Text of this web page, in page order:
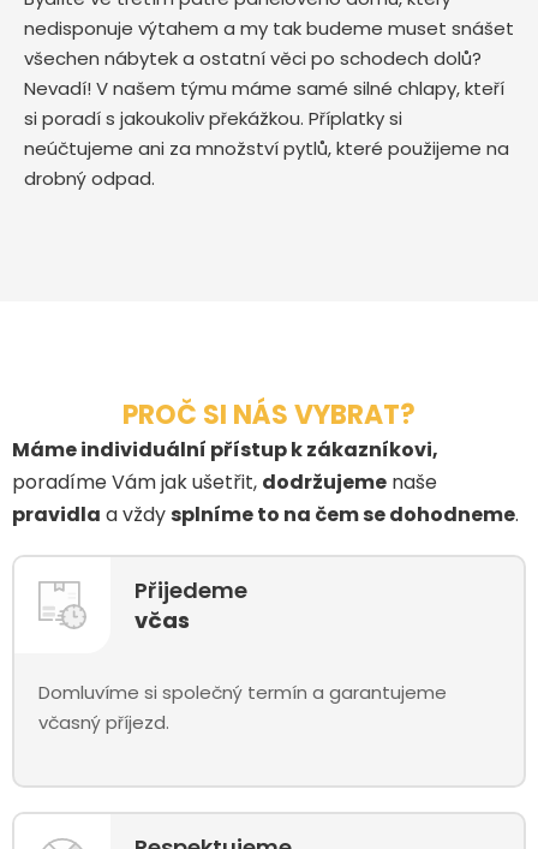
nedisponuje výtahem a my tak budeme muset snášet
všechen nábytek a ostatní věci po schodech dolů?
Nevadí! V našem týmu máme samé silné chlapy, kteří
si poradí s jakoukoliv překážkou. Příplatky si
neúčtujeme ani za množství pytlů, které použijeme na
drobný odpad.
PROČ SI NÁS VYBRAT?
Máme individuální přístup k zákazníkovi,
poradíme Vám jak ušetřit, dodržujeme naše
pravidla a vždy splníme to na čem se dohodneme.
Přijedeme
včas
Domluvíme si společný termín a garantujeme
včasný příjezd.